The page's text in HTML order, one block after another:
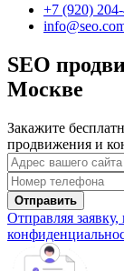
+7 (920) 204-
SEO
Москве
Закажите
продвижения и
Отправить
Отправляя